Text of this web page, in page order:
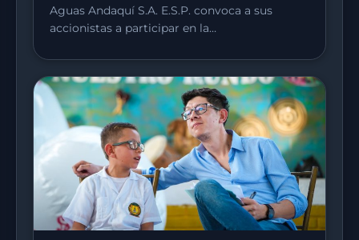
Aguas Andaquí S.A. E.S.P. convoca a sus
accionistas a participar en la…